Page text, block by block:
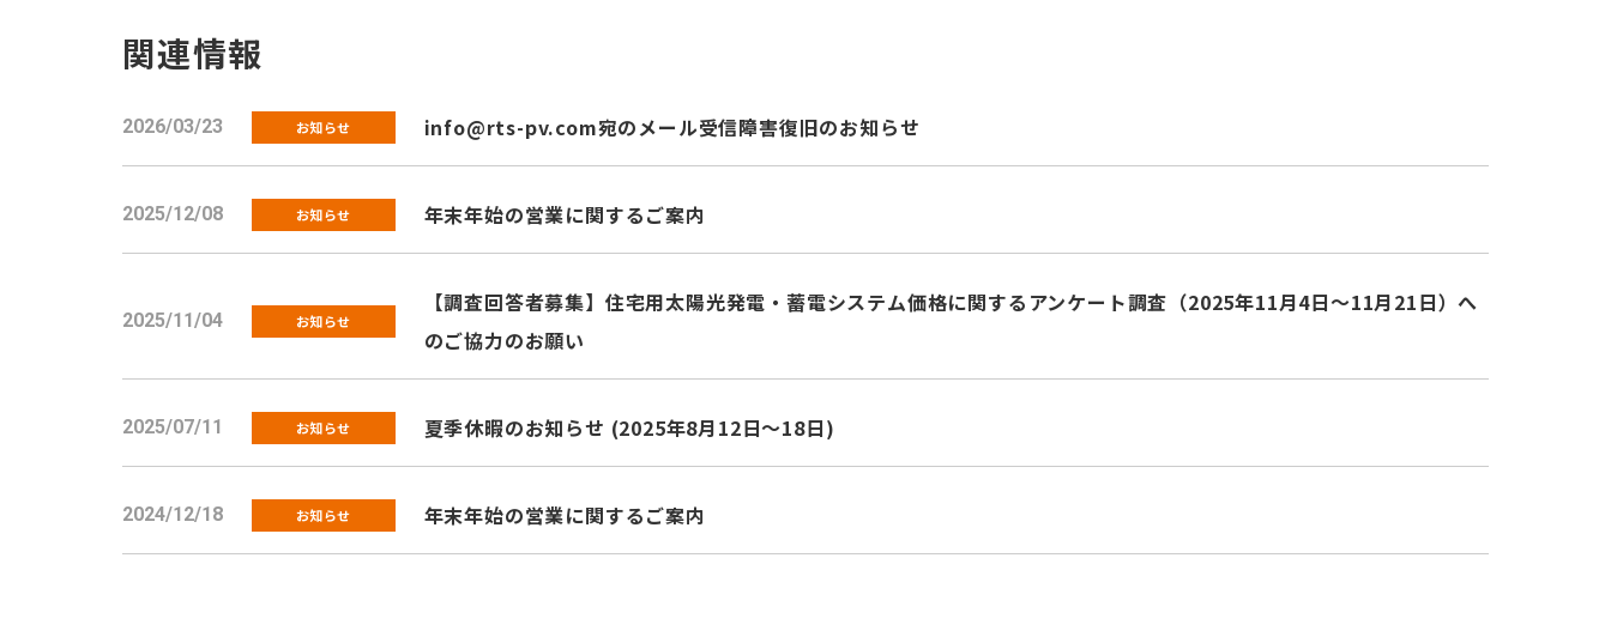
関連情報
2026/03/23 お知らせ info@rts-pv.com宛のメール受信障害復旧のお知らせ
2025/12/08 お知らせ 年末年始の営業に関するご案内
2025/11/04 お知らせ
【調査回答者募集】住宅用太陽光発電・蓄電システム価格に関するアンケート調査（2025年11月4日～11月21日）へ
のご協力のお願い
2025/07/11 お知らせ 夏季休暇のお知らせ (2025年8月12日～18日)
2024/12/18 お知らせ 年末年始の営業に関するご案内